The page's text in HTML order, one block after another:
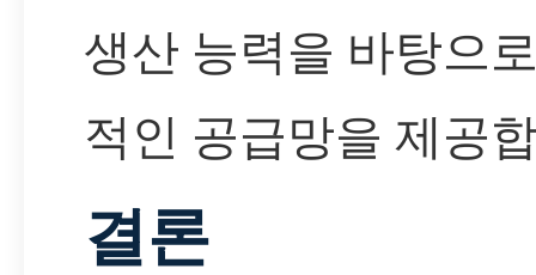
생산 능력을 바탕으
적인 공급망을 제공
결론